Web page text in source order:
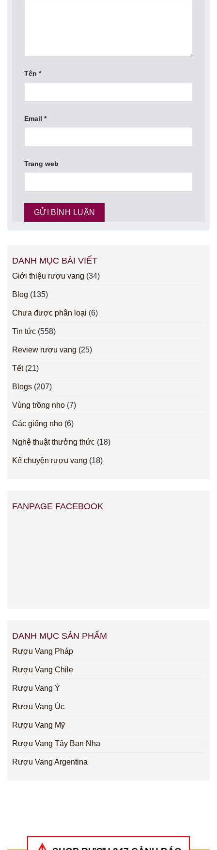
Tên *
Email *
Trang web
DANH MỤC BÀI VIẾT
Giới thiệu rượu vang (34)
Blog (135)
Chưa được phân loại (6)
Tin tức (558)
Review rượu vang (25)
Tết(21)
Blogs (207)
Vùng trồng nho (7)
Các giống nho (6)
Nghệ thuật thưởng thức (18)
Kể chuyện rượu vang (18)
FANPAGE FACEBOOK
DANH MỤC SẢN PHẨM
Rượu Vang Pháp
Rượu Vang Chile
Rượu Vang Ý
Rượu Vang Úc
Rượu Vang Mỹ
Rượu Vang Tây Ban Nha
Rượu Vang Argentina